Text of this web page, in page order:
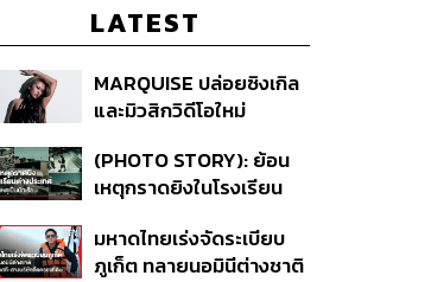
LATEST
MARQUISE ปล่อยซิงเกิล
และมิวสิกวิดีโอใหม่
สัมพันธ์สุด Toxic
(PHOTO STORY): ย้อน
เหตุกราดยิงในโรงเรียน
นักเรียน
มหาดไทยเร่งจัดระเบียบ
ภูเก็ต ทลายนอมินีต่างชาติ